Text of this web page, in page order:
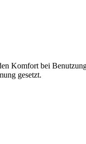
Komfort bei
gesetzt.